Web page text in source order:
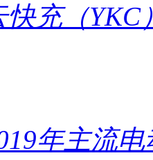
快充（YKC
年主流